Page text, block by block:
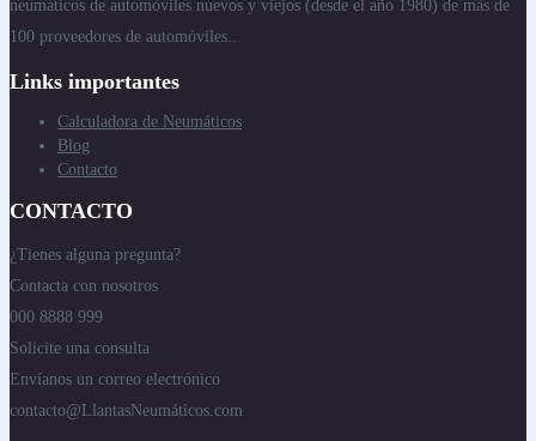
neumáticos de automóviles nuevos y viejos (desde el año 1980) de más de
100 proveedores de automóviles..
Links importantes
Calculadora de Neumáticos
Blog
Contacto
CONTACTO
¿Tienes alguna pregunta?
Contacta con nosotros
000 8888 999
Solicite una consulta
Envíanos un correo electrónico
contacto@LlantasNeumáticos.com